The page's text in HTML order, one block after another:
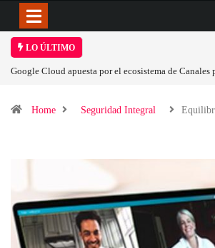
LO ÚLTIMO
Las causas del impulso al alza en el precio de
Home Seguridad Integral